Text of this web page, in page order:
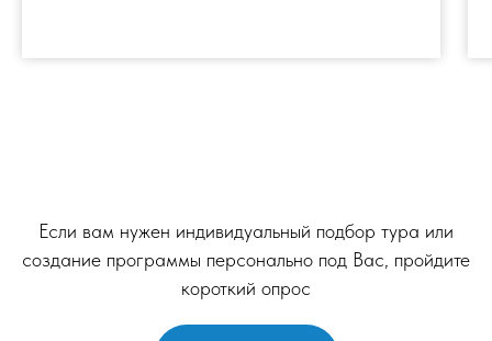
Если вам нужен индивидуальный подбор тура или
создание программы персонально под Вас, пройдите
короткий опрос